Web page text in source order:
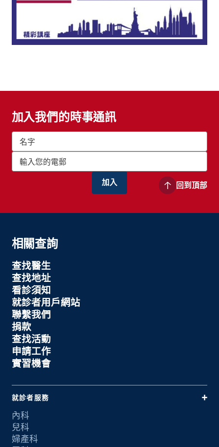
加入我們的時事通訊
回到頂部
相關查詢
查找醫生
查找地址
看診須知
就診者用戶網站
聯繫我們
捐款
查找活動
申請工作
實習機會
就診者服務
內科
兒科
婦產科